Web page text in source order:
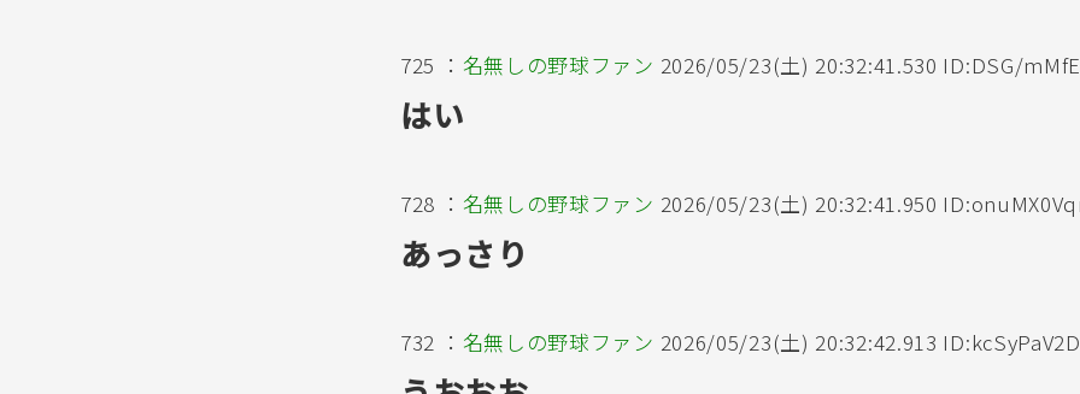
725 ： 名無しの野球ファン 2026/05/23(土) 20:32:41.530 ID:DSG/
はい
728 ： 名無しの野球ファン 2026/05/23(土) 20:32:41.950
あっさり
732 ： 名無しの野球ファン 2026/05/23(土) 20:32:42.913 ID:kcSyPaV2D